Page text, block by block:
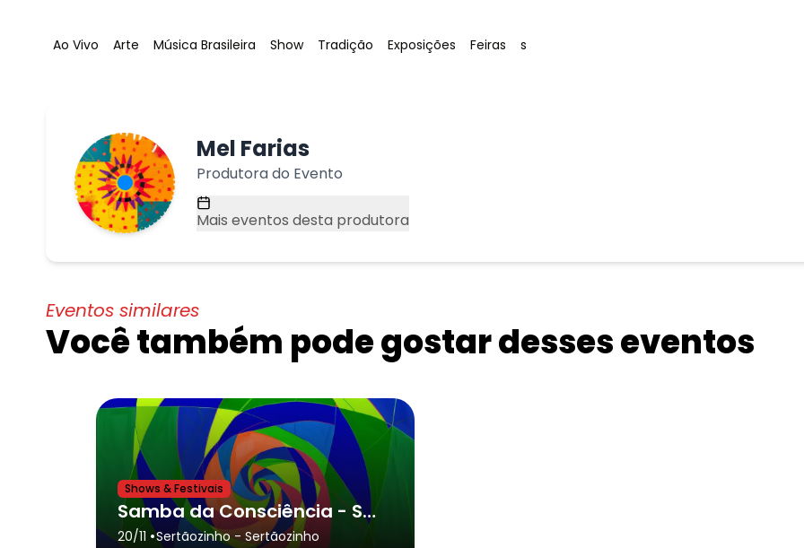
Tag:
Ao Vivo Tag:
Arte Tag:
Música Brasileira Tag:
Show Tag:
Tradição Tag:
Exposições Tag:
Feiras Tag
s
Mel Farias
Produtora do Evento
Mais eventos desta produtora
Eventos similares
Você também pode gostar desses eventos
Shows & Festivais
Samba da Consciência - Sertãozinho
20/11 •Sertãozinho- Sertãozinho